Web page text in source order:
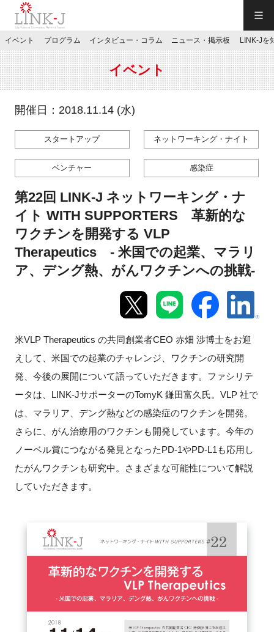
JP／EN
特別会員専用メニュー
お問い合わせ
マイページ
プログラム
インタビュー・コラム
ニュース・掲示板
特別会員
FAQ
イベントお知らせメール登録
イベント プログラム インタビュー・コラム ニュース・掲示板 LINK-Jを
イベント
開催日：2018.11.14 (水)
スタートアップ ネットワーキング・ナイト
ベンチャー 感染症
第22回 LINK-J ネットワーキング・ナ
イト WITH SUPPORTERS 革新的な
ワクチンを開発する VLP
Therapeutics - 米国での起業、マラリ
ア、デング熱、がんワクチンへの挑戦-
米VLP Therapeutics の共同創業者CEO 赤畑 渉博士をお迎
えして、米国での起業のチャレンジ、ワクチンの研究開
発、今後の展開について語っていただきます。ファシリテ
ータは、LINK-JサポーターのTomyK 鎌田富久氏。VLP 社で
は、マラリア、デング熱などの感染症のワクチンを開発。
さらに、がん治療用のワクチンも開発しています。今年の
ノーベル賞につながる発見となったPD-1やPD-L1も応用し
たがんワクチンも研究中。さまざまな可能性について解説
していただきます。